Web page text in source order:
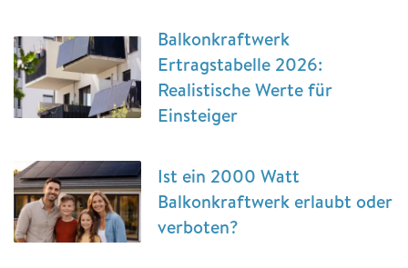
Balkonkraftwerk
Ertragstabelle 2026:
Realistische Werte für
Einsteiger
Ist ein 2000 Watt
Balkonkraftwerk erlaubt oder
verboten?